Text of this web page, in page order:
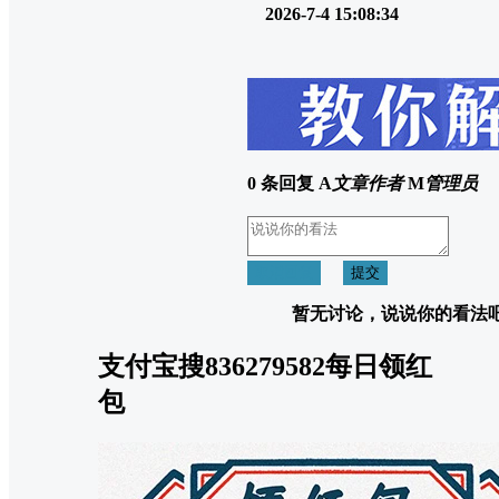
2026-7-4 15:08:34
0 条回复 A文章作者 M管理员
提交
暂无讨论，说说你的看法
支付宝搜836279582每日领红
包